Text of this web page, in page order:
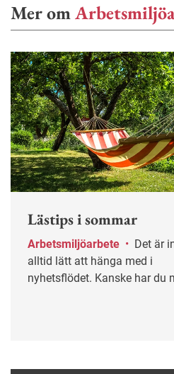
Mer om
Lästips i sommar
Arbetsmiljöarbete •
alltid lätt att hänga med i
nyhetsflödet. Kanske har du